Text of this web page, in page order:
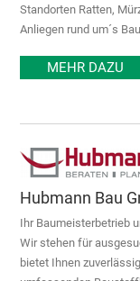
Standorten Ratten,
Anliegen rund um´s
MEHR DAZU
Hubmann Bau
Ihr Baumeisterbetrieb
Wir stehen für
bietet Ihnen